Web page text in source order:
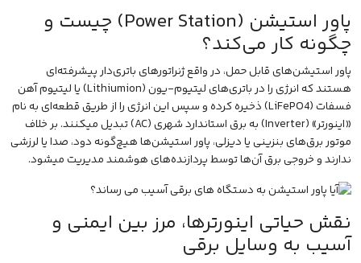
پاور استیشن (Power Station) چیست و
چگونه کار می‌کند؟
پاور استیشن‌های قابل حمل، در واقع ژنراتورهای باتری‌دار پیشرفته‌ای
هستند که انرژی را در باتری‌های لیتیوم-یون (Lithiumion) یا لیتیوم آهن
فسفات (LiFePO4) ذخیره کرده و سپس این انرژی را از طریق قطعه‌ای به نام
«اینورتر» (Inverter) به برق استاندارد شهری (AC) تبدیل میکنند. بر خلاف
موتور برق‌های بنزینی یا دیزلی، پاور استیشن‌ها هیچ‌گونه دود، صدا یا لرزشی
ندارند و خروجی برق آن‌ها توسط پردازنده‌های هوشمند مدیریت میشود.
نقش حیاتی اینورترها، مرز بین ایمنی و
آسیب به وسایل برقی